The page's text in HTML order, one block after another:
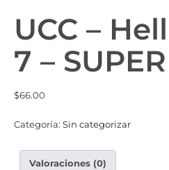
UCC –
7 –
$66.00
Categoría: Sin categorizar
Valoraciones (0)